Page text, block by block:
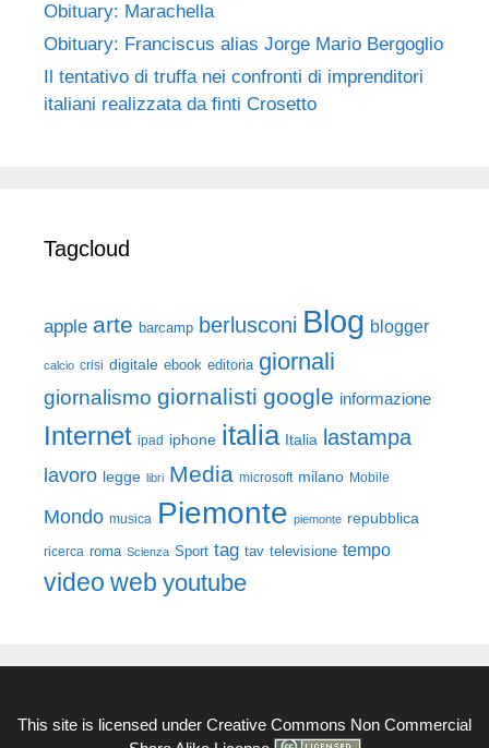
Obituary: Marachella
Obituary: Franciscus alias Jorge Mario Bergoglio
Il tentativo di truffa nei confronti di imprenditori
italiani realizzata da finti Crosetto
Tagcloud
apple arte barcamp berlusconi Blog blogger
calcio crisi digitale ebook editoria giornali
giornalismo giornalisti google informazione
Internet ipad iphone italia Italia lastampa
lavoro legge libri Media microsoft milano Mobile
Mondo musica Piemonte piemonte repubblica
ricerca roma Scienza Sport tag tav televisione tempo
video web youtube
This site is licensed under Creative Commons Non Commercial